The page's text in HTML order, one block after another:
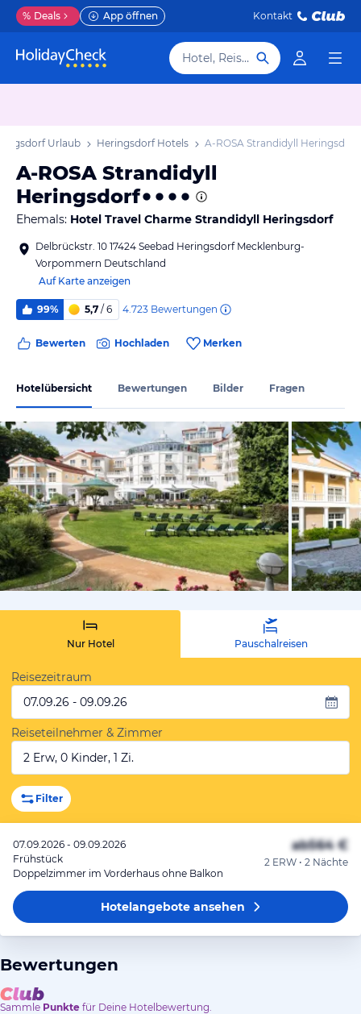
% Deals App öffnen Kontakt
Hotel, Reiseziel
Urlaub Heringsdorf Hotels A-ROSA Strandidyll Heringsdorf
A-ROSA Strandidyll
Heringsdorf
Ehemals: Hotel Travel Charme Strandidyll Heringsdorf
Delbrückstr. 10 17424 Seebad Heringsdorf Mecklenburg-
Vorpommern Deutschland
Auf Karte anzeigen
99% 5,7 / 6 4.723 Bewertungen
Bewerten Hochladen Merken
Hotelübersicht Bewertungen Bilder Fragen
vom
Nur Hotel Pauschalreisen
Reisezeitraum
07.09.26 - 09.09.26
Reiseteilnehmer & Zimmer
2 Erw, 0 Kinder, 1 Zi.
Filter
07.09.2026 - 09.09.2026
Frühstück
Doppelzimmer im Vorderhaus ohne Balkon
ab564 €
2 ERW • 2 Nächte
Hotelangeboteansehen
Bewertungen
Sammle Punkte für Deine Hotelbewertung.